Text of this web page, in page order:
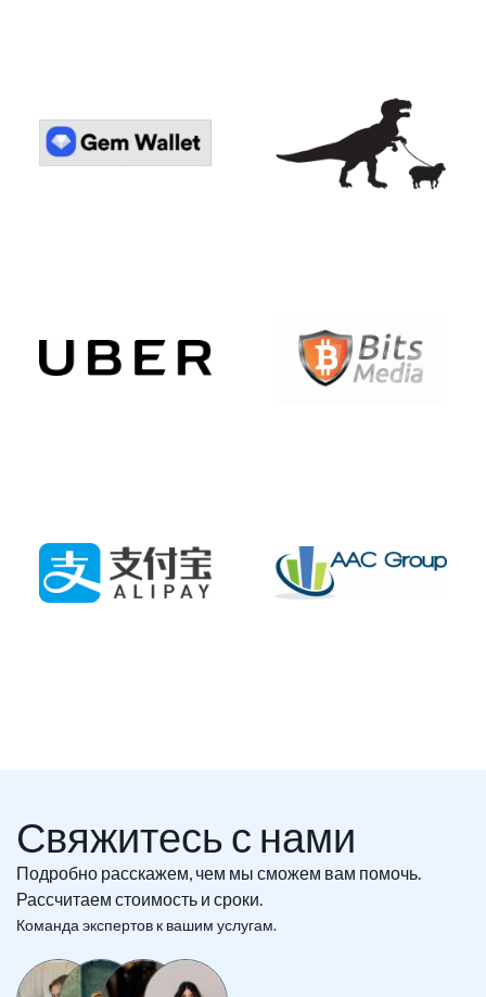
Свяжитесь с нами
Подробно расскажем, чем мы сможем вам помочь.
Рассчитаем стоимость и сроки.
Команда экспертов к вашим услугам.